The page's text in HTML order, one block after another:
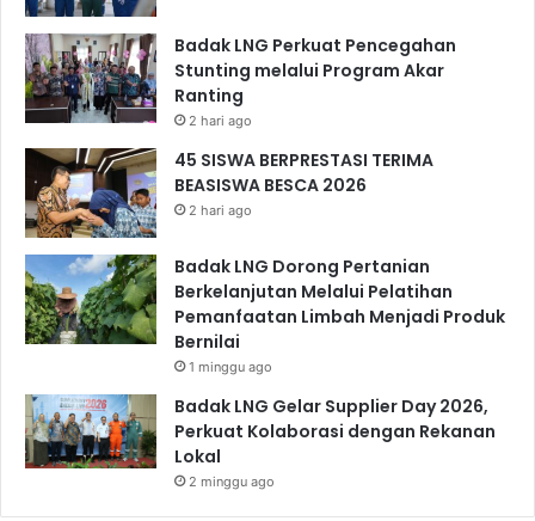
Badak LNG Perkuat Pencegahan
Stunting melalui Program Akar
Ranting
2 hari ago
45 SISWA BERPRESTASI TERIMA
BEASISWA BESCA 2026
2 hari ago
Badak LNG Dorong Pertanian
Berkelanjutan Melalui Pelatihan
Pemanfaatan Limbah Menjadi Produk
Bernilai
1 minggu ago
Badak LNG Gelar Supplier Day 2026,
Perkuat Kolaborasi dengan Rekanan
Lokal
2 minggu ago